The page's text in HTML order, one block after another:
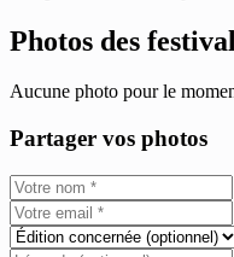
Photos des
Aucune photo pour le
Partager vos photos